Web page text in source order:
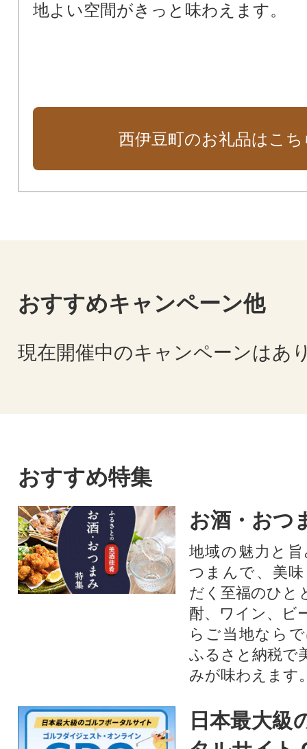
地よい空間がきっと味わえます。
西伊豆町のお礼品はこち
おすすめキャンペーン他
現在開催中のキャンペーンはあ
おすすめ特集
お酒・おつ
地域の魅力と
つまんで、美
だく至福のひと
酎、ワイン、ビ
らご当地なら
ふるさと納税で
みが味わえます
日本最大級